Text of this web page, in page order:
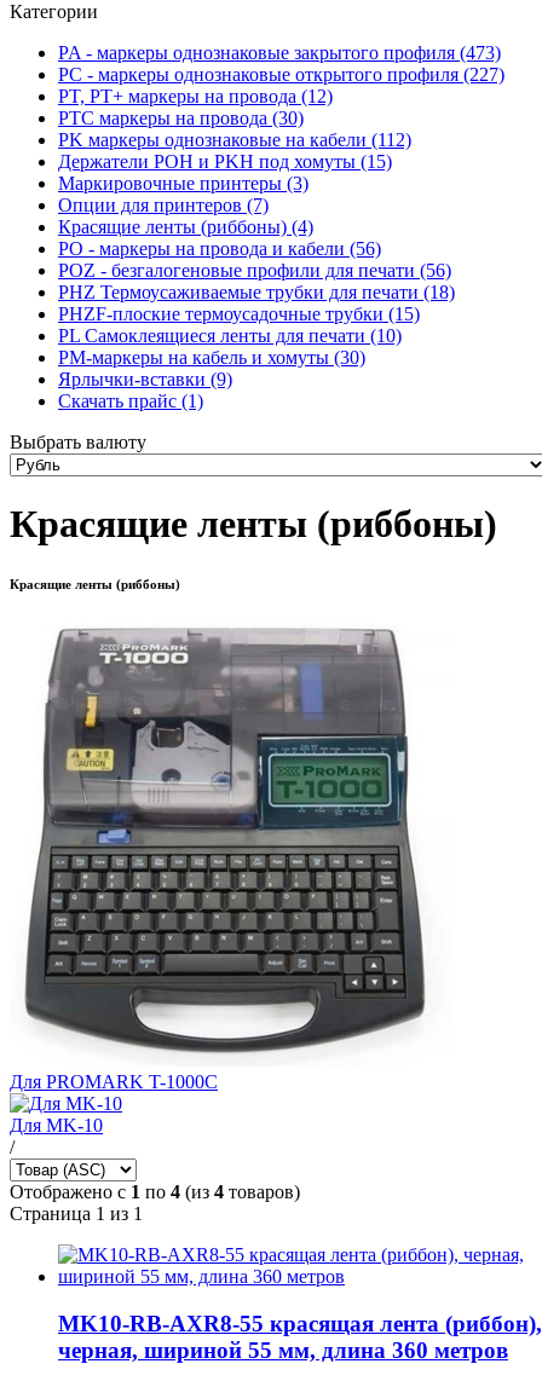
Категории
PA - маркеры однознаковые закрытого профиля (473)
PC - маркеры однознаковые открытого профиля (227)
PT, PT+ маркеры на провода (12)
PTC маркеры на провода (30)
PK маркеры однознаковые на кабели (112)
Держатели POH и PKH под хомуты (15)
Маркировочные принтеры (3)
Опции для принтеров (7)
Красящие ленты (риббоны) (4)
PO - маркеры на провода и кабели (56)
POZ - безгалогеновые профили для печати (56)
PHZ Термоусаживаемые трубки для печати (18)
PHZF-плоские термоусадочные трубки (15)
PL Самоклеящиеся ленты для печати (10)
PM-маркеры на кабель и хомуты (30)
Ярлычки-вставки (9)
Скачать прайс (1)
Выбрать валюту
Красящие ленты (риббоны)
Красящие ленты (риббоны)
Для PROMARK T-1000C
Для MK-10
/
Отображено с 1 по 4 (из 4 товаров)
Страница 1 из 1
MK10-RB-AXR8-55 красящая лента (риббон),
черная, шириной 55 мм, длина 360 метров